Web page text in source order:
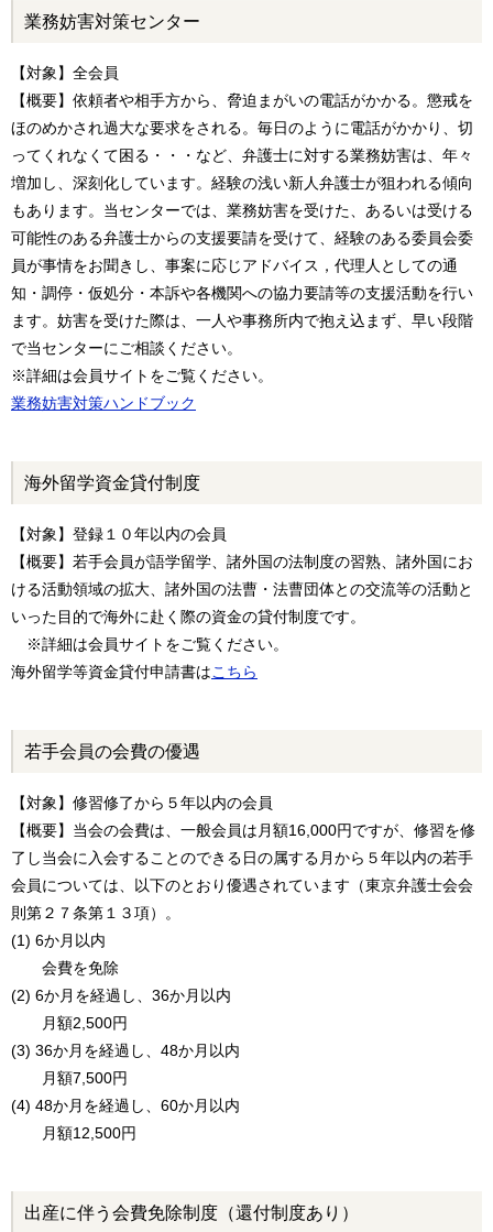
業務妨害対策センター
【対象】全会員
【概要】依頼者や相手方から、脅迫まがいの電話がかかる。懲戒を
ほのめかされ過大な要求をされる。毎日のように電話がかかり、切
ってくれなくて困る・・・など、弁護士に対する業務妨害は、年々
増加し、深刻化しています。経験の浅い新人弁護士が狙われる傾向
もあります。当センターでは、業務妨害を受けた、あるいは受ける
可能性のある弁護士からの支援要請を受けて、経験のある委員会委
員が事情をお聞きし、事案に応じアドバイス，代理人としての通
知・調停・仮処分・本訴や各機関への協力要請等の支援活動を行い
ます。妨害を受けた際は、一人や事務所内で抱え込まず、早い段階
で当センターにご相談ください。
※詳細は会員サイトをご覧ください。
業務妨害対策ハンドブック
海外留学資金貸付制度
【対象】登録１０年以内の会員
【概要】若手会員が語学留学、諸外国の法制度の習熟、諸外国にお
ける活動領域の拡大、諸外国の法曹・法曹団体との交流等の活動と
いった目的で海外に赴く際の資金の貸付制度です。
※詳細は会員サイトをご覧ください。
海外留学等資金貸付申請書はこちら
若手会員の会費の優遇
【対象】修習修了から５年以内の会員
【概要】当会の会費は、一般会員は月額16,000円ですが、修習を修
了し当会に入会することのできる日の属する月から５年以内の若手
会員については、以下のとおり優遇されています（東京弁護士会会
則第２７条第１３項）。
(1) 6か月以内
会費を免除
(2) 6か月を経過し、36か月以内
月額2,500円
(3) 36か月を経過し、48か月以内
月額7,500円
(4) 48か月を経過し、60か月以内
月額12,500円
出産に伴う会費免除制度（還付制度あり）